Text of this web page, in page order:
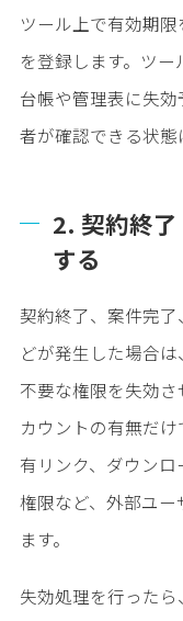
ツール上で有効期
を登録します。ツー
台帳や管理表に失
者が確認できる状態
2. 契約終
する
契約終了、案件完
どが発生した場合は
不要な権限を失効
カウントの有無だ
有リンク、ダウン
権限など、外部ユ
ます。
失効処理を行った